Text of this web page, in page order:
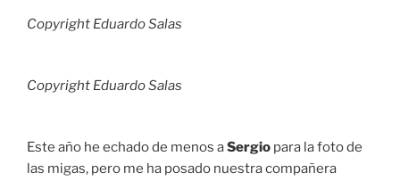
Copyright Eduardo Salas
Copyright Eduardo Salas
Este año he echado de menos aSergio para la foto de
las migas, pero me ha posado nuestra compañera